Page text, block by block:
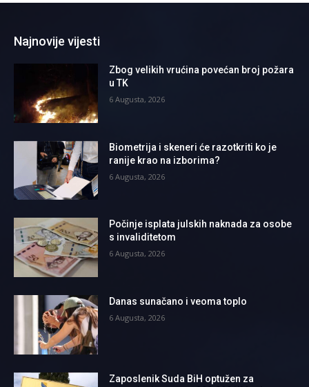
Najnovije vijesti
Zbog velikih vrućina povećan broj požara
u TK
6 Augusta, 2026
Biometrija i skeneri će razotkriti ko je
ranije krao na izborima?
6 Augusta, 2026
Počinje isplata julskih naknada za osobe
s invaliditetom
6 Augusta, 2026
Danas sunačano i veoma toplo
6 Augusta, 2026
Zaposlenik Suda BiH optužen za